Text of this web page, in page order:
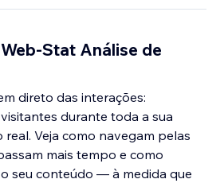
Stat Análise de
direto das interações:
durante toda a sua
Veja como navegam pelas
mais tempo e como
seu conteúdo — à medida que